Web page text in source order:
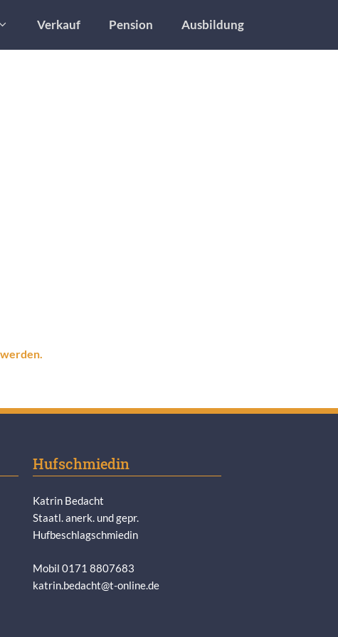
Verkauf Pension Ausbildung
Hufschmiedin
Katrin Bedacht
Staatl. anerk. und gepr.
Hufbeschlagschmiedin
Mobil 0171 8807683
katrin.bedacht@t-online.de